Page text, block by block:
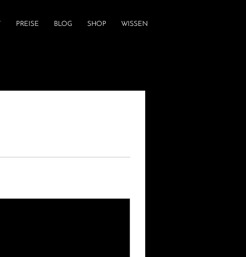
PREISE BLOG SHOP WISSEN